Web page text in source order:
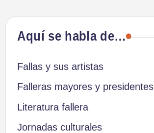
Aquí se habla de…
Fallas y sus artistas
Falleras mayores y presidentes
Literatura fallera
Jornadas culturales